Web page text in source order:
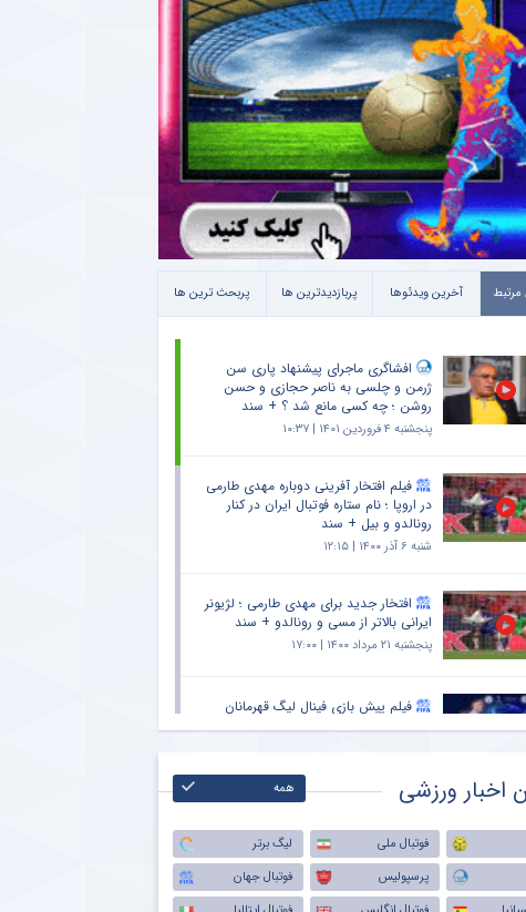
آخرین ویدئوها پربازدیدترین ها پربحث ترین ها
افشاگری ماجرای پیشنهاد پاری سن
ژرمن و چلسی به ناصر حجازی و حسن
روشن ؛ چه کسی مانع شد ؟ + سند
پنجشنبه ۴ فروردین ۱۴۰۱ | ۱۰:۳۷
فیلم افتخار آفرینی دوباره مهدی طارمی
در اروپا ؛ نام ستاره فوتبال ایران در کنار
رونالدو و بیل + سند
شنبه ۶ آذر ۱۴۰۰ | ۱۲:۱۵
افتخار جدید برای مهدی طارمی ؛ لژیونر
ایرانی بالاتر از مسی و رونالدو + سند
پنجشنبه ۲۱ مرداد ۱۴۰۰ | ۱۷:۰۰
فیلم پیش بازی فینال لیگ قهرمانان
اروپا ؛ جنگ منچسترسیتی و چلسی برای
عربی لیگ قهرمانان اروپا را به وجد آورد +
سند
چهارشنبه ۲۵ فروردین ۱۴۰۰ | ۸:۰۰
اخبار ورزشی همه
فوتبال ملی
لیگ برتر
پرسپولیس
فوتبال جهان